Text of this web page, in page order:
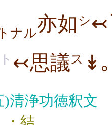
ナル亦如 シ↢
ト ↢思議ス ↡
)清浄功徳釈文
・結